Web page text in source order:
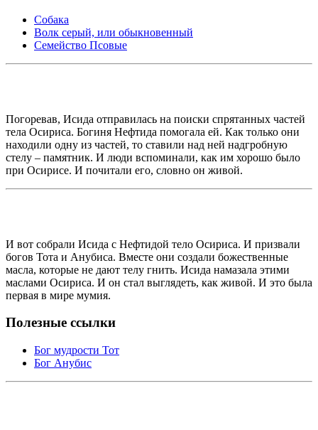
Собака
Волк серый, или обыкновенный
Семейство Псовые
Погоревав, Исида отправилась на поиски спрятанных частей
тела Осириса. Богиня Нефтида помогала ей. Как только они
находили одну из частей, то ставили над ней надгробную
стелу – памятник. И люди вспоминали, как им хорошо было
при Осирисе. И почитали его, словно он живой.
И вот собрали Исида с Нефтидой тело Осириса. И призвали
богов Тота и Анубиса. Вместе они создали божественные
масла, которые не дают телу гнить. Исида намазала этими
маслами Осириса. И он стал выглядеть, как живой. И это была
первая в мире мумия.
Полезные ссылки
Бог мудрости Тот
Бог Анубис